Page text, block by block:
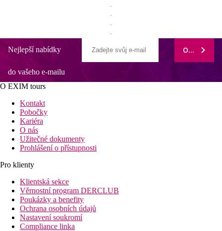
Nejlepší nabídky
do vašeho e-mailu
ODEBÍRAT
O EXIM tours
Kontakt
Pobočky
Kariéra
O nás
Užitečné dokumenty
Prohlášení o přístupnosti
Pro klienty
Klientská sekce
Věrnostní program DERCLUB
Poukázky a benefity
Ochrana osobních údajů
Nastavení soukromí
Compliance linka